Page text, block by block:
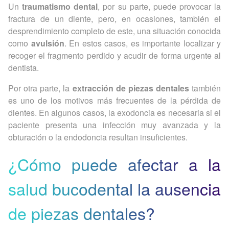
Untraumatismo dental, por su parte, puede provocar la
fractura de un diente, pero, en ocasiones, también el
desprendimiento completo de este, una situación conocida
como avulsión. En estos casos, es importante localizar y
recoger el fragmento perdido y acudir de forma urgente al
dentista.
Por otra parte, la extracción de piezas dentalestambién
es uno de los motivos más frecuentes de la pérdida de
dientes. En algunos casos, la exodoncia es necesaria si el
paciente presenta una infección muy avanzada y la
obturación o la endodoncia resultan insuficientes.
¿Cómo puede afectar a la
salud bucodental la ausencia
de piezas dentales?